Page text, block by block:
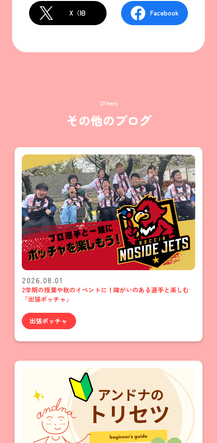
X（旧 Facebook
Others
その他のブログ
2026.08.01
2学期の授業や秋のイベントに！障がいのある選手と楽しむ
「出張ボッチャ」
出張ボッチャ